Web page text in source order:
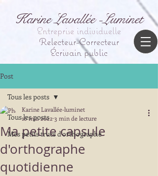
Karine Lavallée -Luminet
Entreprise individuelle
Relecteur-Correcteur
Écrivain public
Post
Tous les posts
Mes petits trucs d'orthographe
Tous les posts
Ma petite capsule
d'orthographe
quotidienne
Karine Lavallée-luminet
16 mai 2022 3 min de lecture